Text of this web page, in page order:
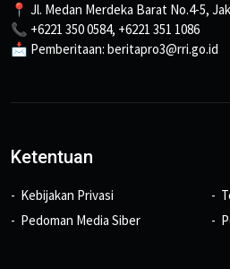
📍 Jl. Medan Merdeka Barat No.4-5,
📞 +6221 350 0584, +6221 351 1086
📩 Pemberitaan: beritapro3@rri.go.id
Ketentuan
Kebijakan Privasi
Pedoman Media Siber